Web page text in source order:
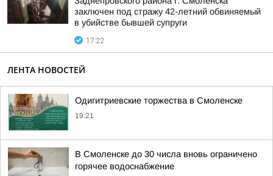
заключен под стражу 42-летний обвиняемый
в убийстве бывшей супруги
17:22
ЛЕНТА НОВОСТЕЙ
Одигитриевские торжества в Смоленске
19:21
В Смоленске до 30 числа вновь ограничено
горячее водоснабжение